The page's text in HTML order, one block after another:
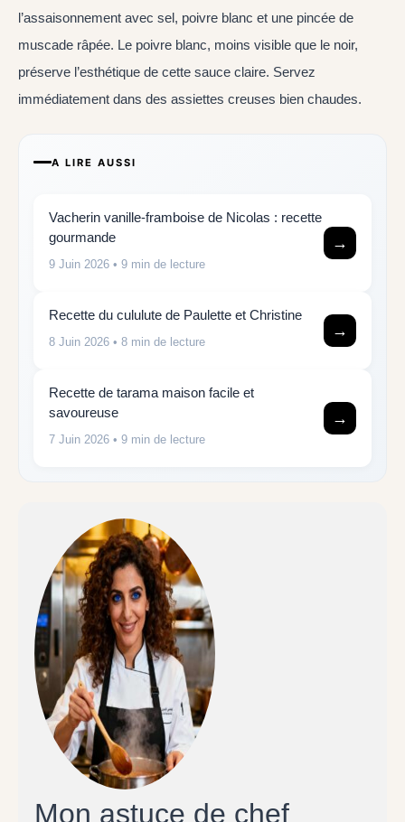
l’assaisonnement avec sel, poivre blanc et une pincée de
muscade râpée. Le poivre blanc, moins visible que le noir,
préserve l’esthétique de cette sauce claire. Servez
immédiatement dans des assiettes creuses bien chaudes.
A LIRE AUSSI
Vacherin vanille-framboise de Nicolas : recette
gourmande
9 Juin 2026 • 9 min de lecture
→
Recette du cululute de Paulette et Christine
8 Juin 2026 • 8 min de lecture
→
Recette de tarama maison facile et
savoureuse
7 Juin 2026 • 9 min de lecture
→
Mon astuce de chef